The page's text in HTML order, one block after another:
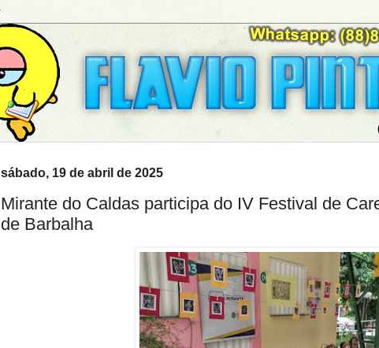
sábado, 19 de abril de 2025
Mirante do Caldas participa do IV Festival de
de Barbalha